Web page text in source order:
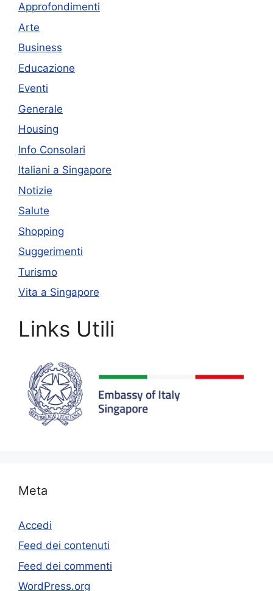
Approfondimenti
Arte
Business
Educazione
Eventi
Generale
Housing
Info Consolari
Italiani a Singapore
Notizie
Salute
Shopping
Suggerimenti
Turismo
Vita a Singapore
Links Utili
Meta
Accedi
Feed dei contenuti
Feed dei commenti
WordPress.org